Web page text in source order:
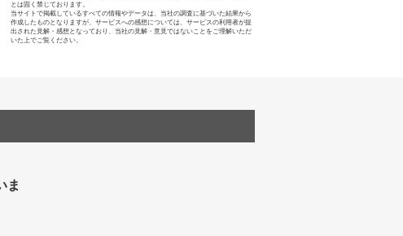
とは固く禁じております。
当サイトで掲載しているすべての情報やデータは、当社の調査に基づいた結果から
作成したものとなりますが、サービスへの感想については、サービスの利用者が提
出された見解・感想となっており、当社の見解・意見ではないことをご理解いただ
いた上でご覧ください。
ま